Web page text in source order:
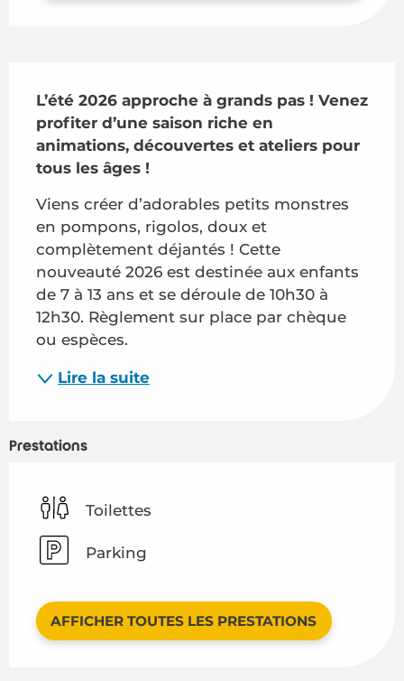
L’été 2026 approche à grands pas ! Venez
profiter d’une saison riche en
animations, découvertes et ateliers pour
tous les âges !
Viens créer d’adorables petits monstres
en pompons, rigolos, doux et
complètement déjantés ! Cette
nouveauté 2026 est destinée aux enfants
de 7 à 13 ans et se déroule de 10h30 à
12h30. Règlement sur place par chèque
ou espèces.
Lire la suite
Prestations
Toilettes
Parking
AFFICHER TOUTES LES PRESTATIONS